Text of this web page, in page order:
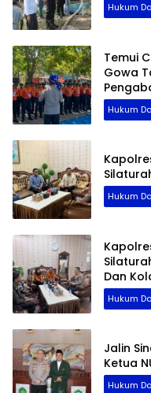
Hukum
Temui
Gowa
Hukum
Hukum
Dan
Hukum
Jalin
Ketua
Hukum